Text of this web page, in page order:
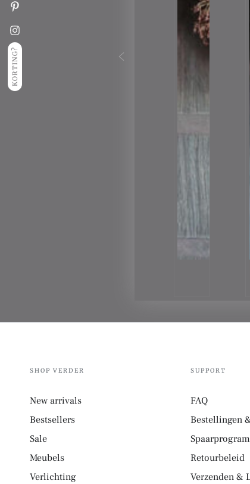
SHOP VERDER
New arrivals
Bestsellers
Sale
Meubels
Verlichting
SUPPORT
FAQ
Bestellingen
Retourbeleid
Verzenden &
Pinterest
Instagram
KORTING?